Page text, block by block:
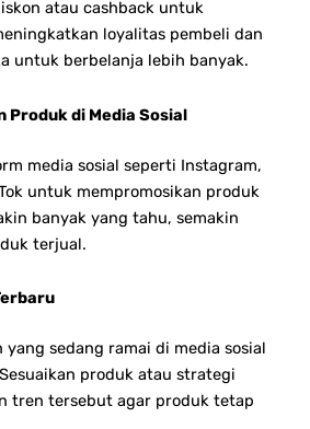
atau cashback untuk
loyalitas pembeli dan
untuk berbelanja lebih banyak.
Produk di Media Sosial
media sosial seperti Instagram,
untuk mempromosikan produk
banyak yang tahu, semakin
terjual.
sedang ramai di media sosial
produk atau strategi
tren tersebut agar produk tetap